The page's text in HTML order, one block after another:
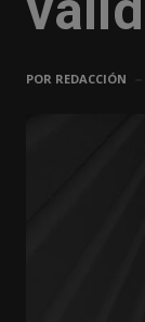
POR REDACCIÓN